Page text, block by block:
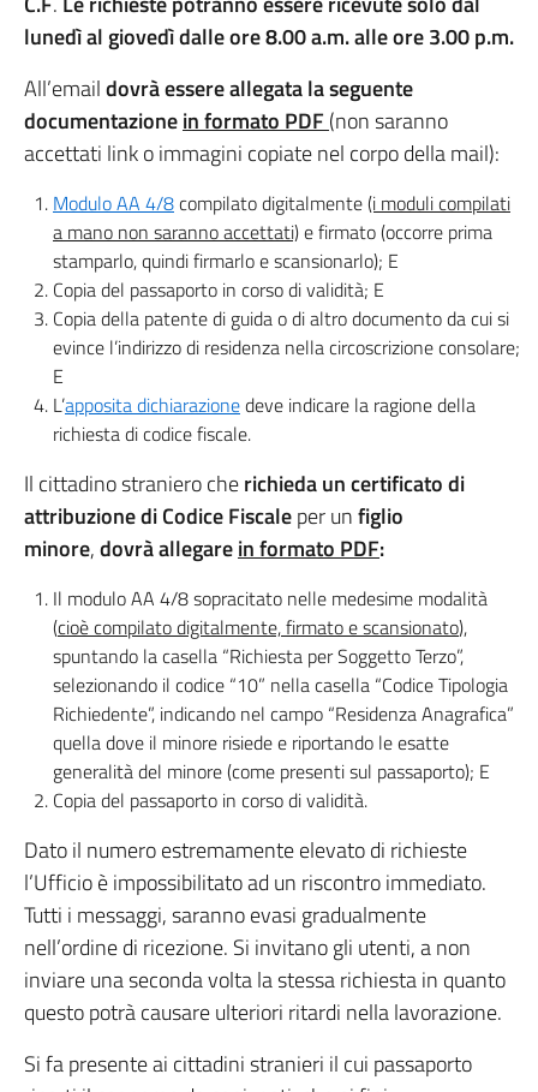
lunedì al giovedìdalle ore 8.00 a.m. alle ore 3.00 p.m.
All’emaildovrà essere allegata la seguente
documentazionein formato PDF (non saranno
accettati link o immagini copiate nel corpo della mail):
Modulo AA 4/8compilato digitalmente(i moduli compilati
a mano non saranno accettati)e firmato (occorre prima
stamparlo, quindi firmarlo e scansionarlo); E
Copia del passaporto in corso di validità; E
Copia della patente di guida o di altro documento da cui si
evince l’indirizzo di residenza nella circoscrizione consolare;
E
L’apposita dichiarazionedeve indicare la ragione della
richiesta di codice fiscale.
Il cittadino straniero cherichieda un certificato di
attribuzione di Codice Fiscaleper unfiglio
minore,dovrà allegarein formato PDF:
Il modulo AA 4/8 sopracitato nelle medesime modalità
(cioè compilato digitalmente, firmato e scansionato),
spuntando la casella “Richiesta per Soggetto Terzo”,
selezionando il codice “10” nella casella “Codice Tipologia
Richiedente”, indicando nel campo “Residenza Anagrafica”
quella dove il minore risiede e riportando le esatte
generalità del minore (come presenti sul passaporto); E
Copia del passaporto in corso di validità.
Dato il numero estremamente elevato di richieste
l’Ufficio è impossibilitato ad un riscontro immediato.
Tutti i messaggi, saranno evasi gradualmente
nell’ordine di ricezione. Si invitano gli utenti, a non
inviare una seconda volta la stessa richiesta in quanto
questo potrà causare ulteriori ritardi nella lavorazione.
Si fa presente ai cittadini stranieri il cui passaporto